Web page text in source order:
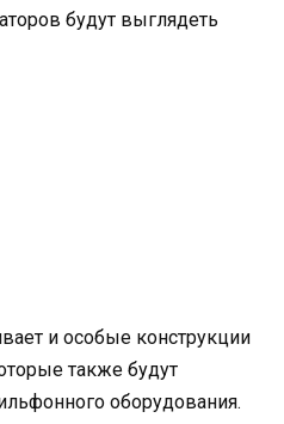
будут выглядеть
и особые конструкции
также будут
оборудования.